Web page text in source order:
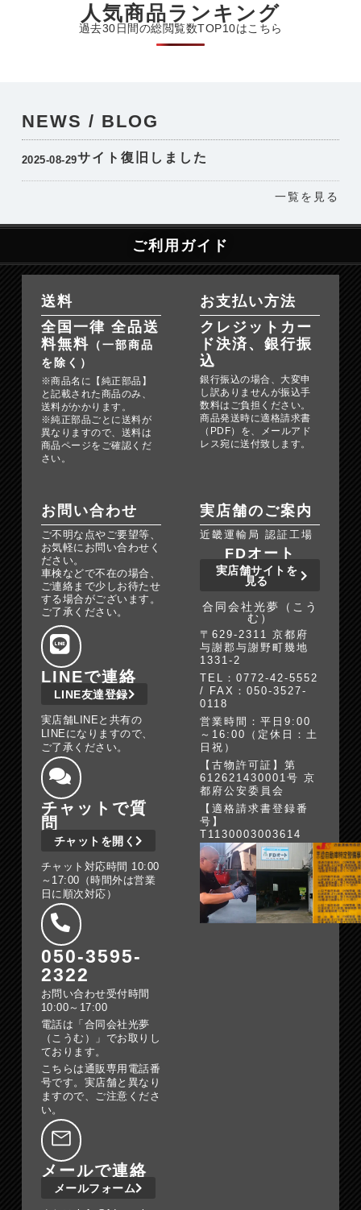
人気商品ランキング
過去30日間の総閲覧数TOP10はこちら
NEWS / BLOG
2025-08-29サイト復旧しました
一覧を見る
ご利用ガイド
送料
全国一律 全品送
料無料 （一部商品
を除く）
※商品名に【純正部品】
と記載された商品のみ、
送料がかかります。
※純正部品ごとに送料が
異なりますので、送料は
商品ページをご確認くだ
さい。
お支払い方法
クレジットカー
ド決済、銀行振
込
銀行振込の場合、大変申
し訳ありませんが振込手
数料はご負担ください。
商品発送時に適格請求書
（PDF）を、メールアド
レス宛に送付致します。
お問い合わせ
ご不明な点やご要望等、
お気軽にお問い合わせく
ださい。
車検などで不在の場合、
ご連絡まで少しお待たせ
する場合がございます。
ご了承ください。
LINEで連絡
LINE友達登録
実店舗LINEと共有の
LINEになりますので、
ご了承ください。
チャットで質
問
チャットを開く
チャット対応時間 10:00
～17:00（時間外は営業
日に順次対応）
050-3595-
2322
お問い合わせ受付時間
10:00～17:00
電話は「合同会社光夢
（こうむ）」でお取りし
ております。
こちらは通販専用電話番
号です。実店舗と異なり
ますので、ご注意くださ
い。
メールで連絡
メールフォーム
実店舗のご案内
近畿運輸局 認証工場
FDオート
実店舗サイトを
見る
合同会社光夢（こう
む）
〒629-2311 京都府
与謝郡与謝野町幾地
1331-2
TEL：0772-42-5552
/ FAX：050-3527-
0118
営業時間：平日9:00
～16:00（定休日：土
日祝）
【古物許可証】第
612621430001号 京
都府公安委員会
【適格請求書登録番
号】
T1130003003614